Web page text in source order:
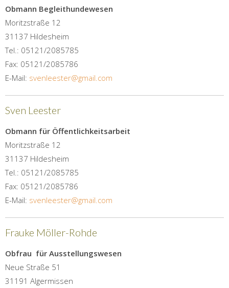
Obmann Begleithundewesen
Moritzstraße 12
31137 Hildesheim
Tel.: 05121/2085785
Fax: 05121/2085786
E-Mail: svenleester@gmail.com
Sven Leester
Obmann für Öffentlichkeitsarbeit
Moritzstraße 12
31137 Hildesheim
Tel.: 05121/2085785
Fax: 05121/2085786
E-Mail: svenleester@gmail.com
Frauke Möller-Rohde
Obfrau für Ausstellungswesen
Neue Straße 51
31191 Algermissen